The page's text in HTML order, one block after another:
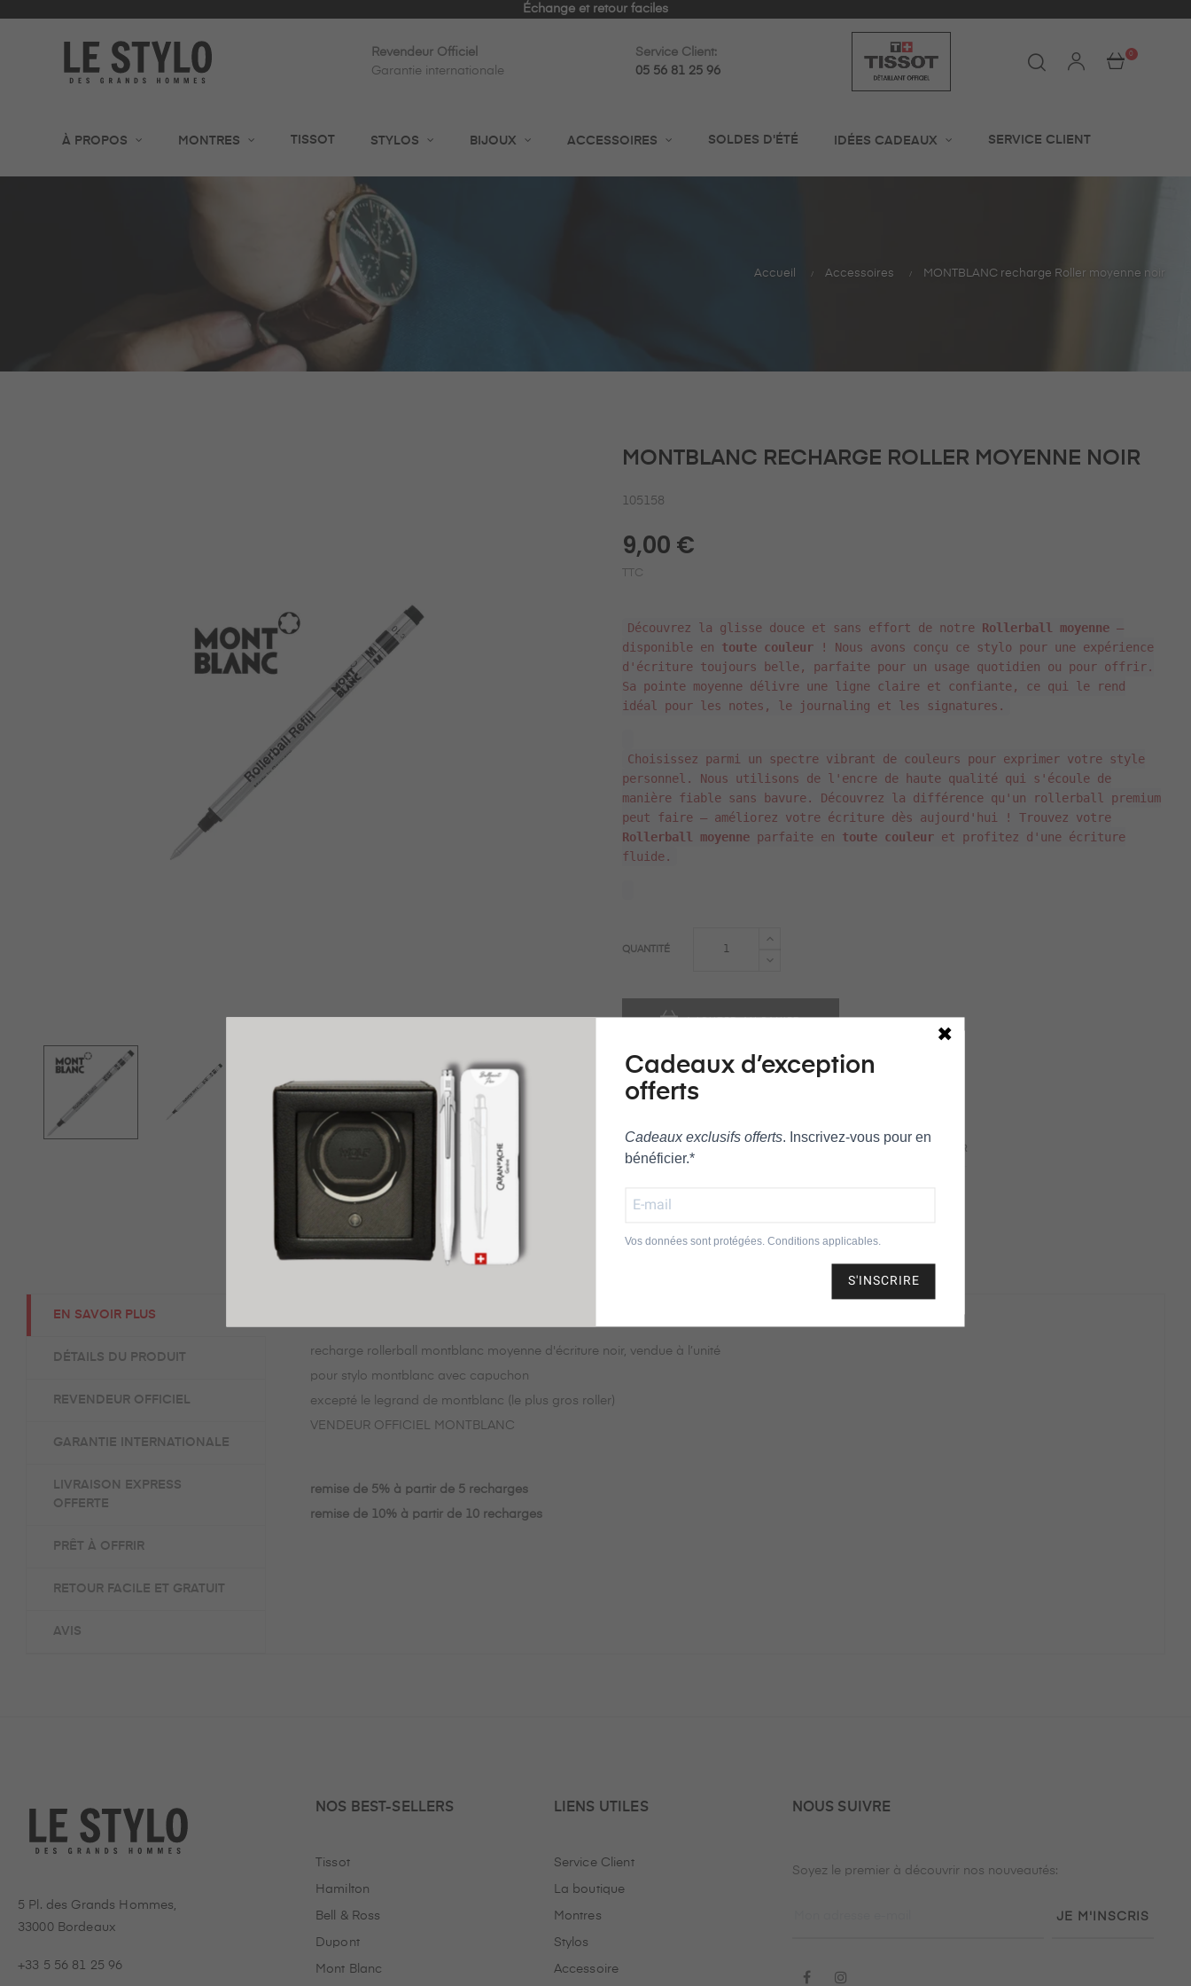
Échange et retour faciles
Revendeur Officiel
Garantie internationale
Service Client:
05 56 81 25 96
0
À PROPOS MONTRES TISSOT STYLOS BIJOUX ACCESSOIRES SOLDES D'ÉTÉ IDÉES CADEAUX SERVICE CLIENT
Accueil Accessoires MONTBLANC recharge Roller moyenne noir
MONTBLANC RECHARGE ROLLER MOYENNE NOIR
105158
9,00 €
TTC
Découvrez la glisse douce et sans effort de notre Rollerball moyenne –
disponible en toute couleur ! Nous avons conçu ce stylo pour une expérience
d'écriture toujours belle, parfaite pour un usage quotidien ou pour offrir.
Sa pointe moyenne délivre une ligne claire et confiante, ce qui le rend
idéal pour les notes, le journaling et les signatures.
Choisissez parmi un spectre vibrant de couleurs pour exprimer votre style
personnel. Nous utilisons de l'encre de haute qualité qui s'écoule de
manière fiable sans bavure. Découvrez la différence qu'un rollerball premium
peut faire – améliorez votre écriture dès aujourd'hui ! Trouvez votre
Rollerball moyenne parfaite en toute couleur et profitez d'une écriture
fluide.
QUANTITÉ
AJOUTER AU PANIER
AJOUTER POUR COMPARER
EN SAVOIR PLUS
DÉTAILS DU PRODUIT
REVENDEUR OFFICIEL
GARANTIE INTERNATIONALE
LIVRAISON EXPRESS
OFFERTE
PRÊT À OFFRIR
RETOUR FACILE ET GRATUIT
AVIS
recharge rollerball montblanc moyenne d'écriture noir, vendue à l’unité
pour stylo montblanc avec capuchon
excepté le legrand de montblanc (le plus gros roller)
VENDEUR OFFICIEL MONTBLANC
remise de 5% à partir de 5 recharges
remise de 10% à partir de 10 recharges
5 Pl. des Grands Hommes,
33000 Bordeaux
+33 5 56 81 25 96
NOS BEST-SELLERS
Tissot
Hamilton
Bell & Ross
Dupont
Mont Blanc
LIENS UTILES
Service Client
La boutique
Montres
Stylos
Accessoire
NOUS SUIVRE
Soyez le premier à découvrir nos nouveautés:
JE M'INSCRIS
Facebook
Cadeaux d’exception
offerts
Cadeaux exclusifs offerts. Inscrivez‑vous pour en
bénéficier.*
Vos données sont protégées. Conditions applicables.
S'INSCRIRE